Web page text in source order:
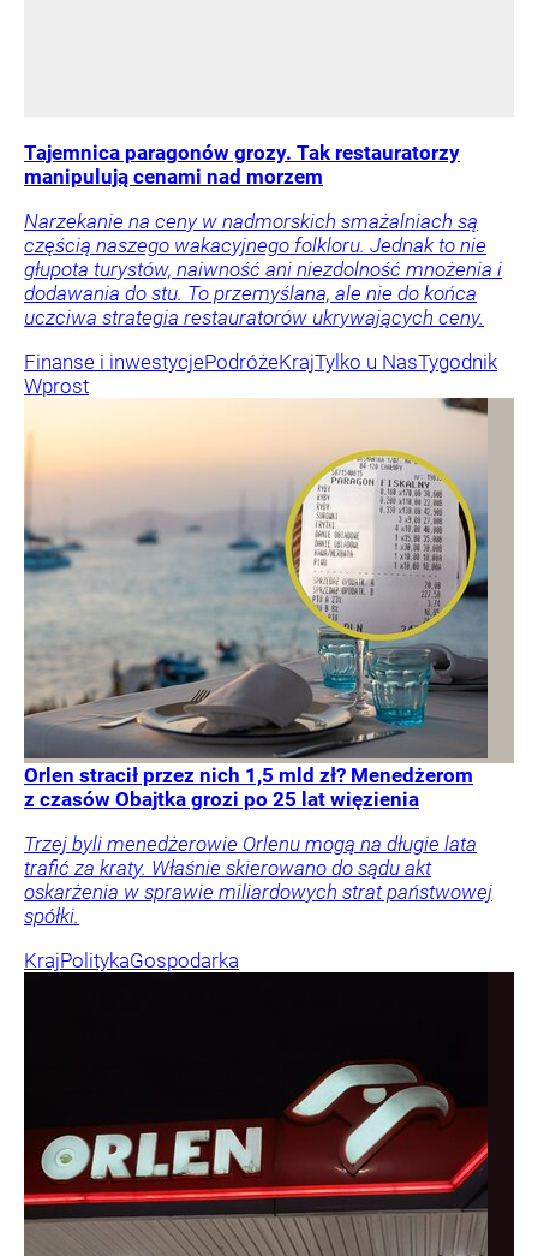
Tajemnica paragonów grozy. Tak restauratorzy
manipulują cenami nad morzem
Narzekanie na ceny w nadmorskich smażalniach są
częścią naszego wakacyjnego folkloru. Jednak to nie
głupota turystów, naiwność ani niezdolność mnożenia i
dodawania do stu. To przemyślana, ale nie do końca
uczciwa strategia restauratorów ukrywających ceny.
Finanse i inwestycjePodróżeKrajTylko u NasTygodnik
Wprost
Orlen stracił przez nich 1,5 mld zł? Menedżerom
z czasów Obajtka grozi po 25 lat więzienia
Trzej byli menedżerowie Orlenu mogą na długie lata
trafić za kraty. Właśnie skierowano do sądu akt
oskarżenia w sprawie miliardowych strat państwowej
spółki.
KrajPolitykaGospodarka